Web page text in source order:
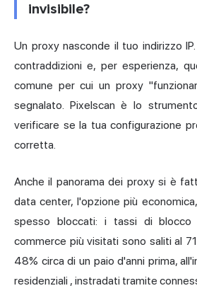
invisibile?
Un proxy nasconde il tuo indirizzo
contraddizioni e, per esperienza,
comune per cui un proxy
segnalato. Pixelscan è lo
verificare se la tua configurazione
corretta.
Anche il panorama dei proxy si è
data center, l'opzione più
spesso bloccati: i tassi di
commerce più visitati sono saliti al
48% circa di un paio d'anni prima,
residenziali , instradati tramite